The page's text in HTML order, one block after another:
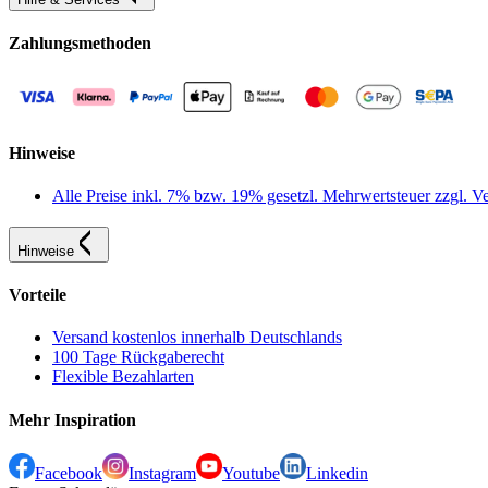
Zahlungsmethoden
Hinweise
Alle Preise inkl. 7% bzw. 19% gesetzl. Mehrwertsteuer zzgl.
Hinweise
Vorteile
Versand kostenlos innerhalb Deutschlands
100 Tage Rückgaberecht
Flexible Bezahlarten
Mehr Inspiration
Facebook Instagram Youtube
Linkedin